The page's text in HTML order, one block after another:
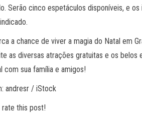
Serão cinco espetáculos disponíveis, e
a chance de viver a magia do Natal em
as diversas atrações gratuitas e os
com sua família e amigos!
andresr / iStock
this post!